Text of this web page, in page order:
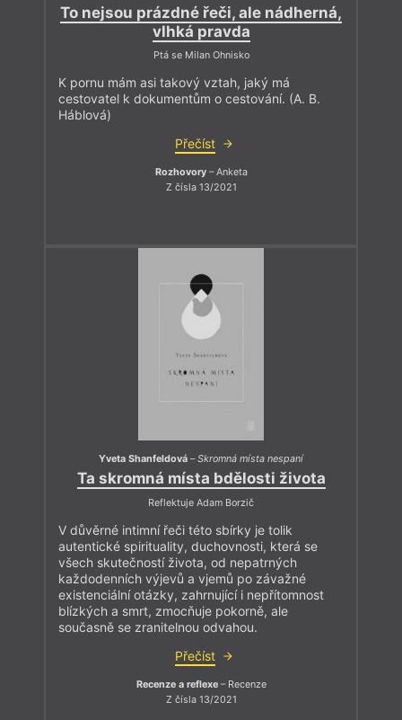
To nejsou prázdné řeči, ale nádherná,
vlhká pravda
Ptá se Milan Ohnisko
K pornu mám asi takový vztah, jaký má
cestovatel k dokumentům o cestování. (A. B.
Háblová)
Přečíst
Rozhovory– Anketa
Z čísla 13/2021
Yveta Shanfeldová –Skromná místa nespaní
Ta skromná místa bdělosti života
Reflektuje Adam Borzič
V důvěrné intimní řeči této sbírky je tolik
autentické spirituality, duchovnosti, která se
všech skutečností života, od nepatrných
každodenních výjevů a vjemů po závažné
existenciální otázky, zahrnující i nepřítomnost
blízkých a smrt, zmocňuje pokorně, ale
současně se zranitelnou odvahou.
Přečíst
Recenze a reflexe– Recenze
Z čísla 13/2021